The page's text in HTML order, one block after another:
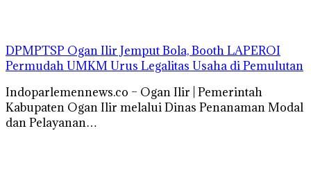
DPMPTSP Ogan Ilir Jemput Bola, Booth LAPEROI
Permudah UMKM Urus Legalitas Usaha di Pemulutan
Indoparlemennews.co – Ogan Ilir | Pemerintah
Kabupaten Ogan Ilir melalui Dinas Penanaman Modal
dan Pelayanan…